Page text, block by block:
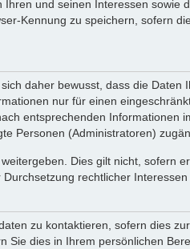
und seinen Interessen sowie
Kennung zu speichern, sofern
daher bewusst, dass die
nur für einen
entsprechenden Informationen
Personen (Administratoren)
Dies gilt nicht, sofern
rechtlicher Interessen
zu kontaktieren, sofern dies
Sie dies in Ihrem persönlichen